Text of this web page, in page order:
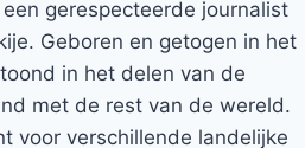
gerespecteerde journalist
Geboren en getogen in het
in het delen van de
met de rest van de wereld.
voor verschillende landelijke